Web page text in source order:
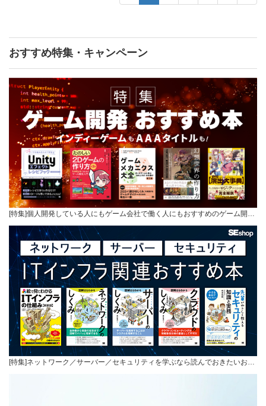
おすすめ特集・キャンペーン
[特集]個人開発している人にもゲーム会社で働く人にもおすすめのゲーム開…
[特集]ネットワーク／サーバー／セキュリティを学ぶなら読んでおきたいお…